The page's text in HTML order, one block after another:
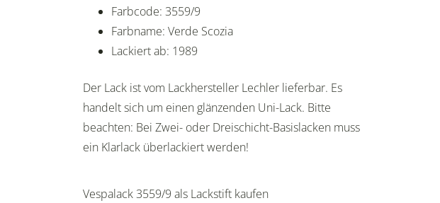
Farbcode: 3559/9
Farbname: Verde Scozia
Lackiert ab: 1989
Der Lack ist vom Lackhersteller Lechler lieferbar. Es
handelt sich um einen glänzenden Uni-Lack. Bitte
beachten: Bei Zwei- oder Dreischicht-Basislacken muss
ein Klarlack überlackiert werden!
Vespalack 3559/9 als Lackstift kaufen